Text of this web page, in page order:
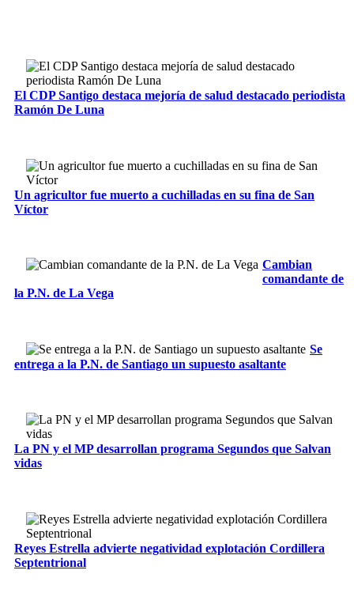
El CDP Santigo destaca mejoría de salud destacado periodista
Ramón De Luna
Un agricultor fue muerto a cuchilladas en su fina de San
Víctor
Cambian
comandante de
la P.N. de La Vega
Se
entrega a la P.N. de Santiago un supuesto asaltante
La PN y el MP desarrollan programa Segundos que Salvan
vidas
Reyes Estrella advierte negatividad explotación Cordillera
Septentrional